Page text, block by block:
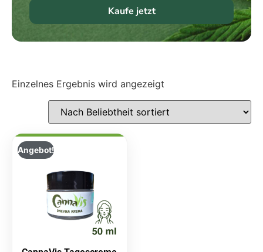
Kaufe jetzt
Einzelnes Ergebnis wird angezeigt
Angebot!